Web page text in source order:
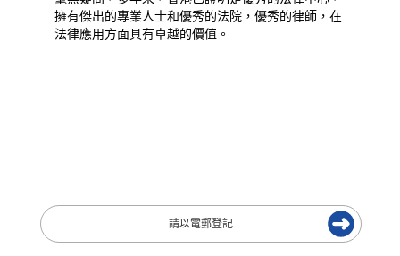
擁有傑出的專業人士和優秀的法院，優秀的律師，在
法律應用方面具有卓越的價值。